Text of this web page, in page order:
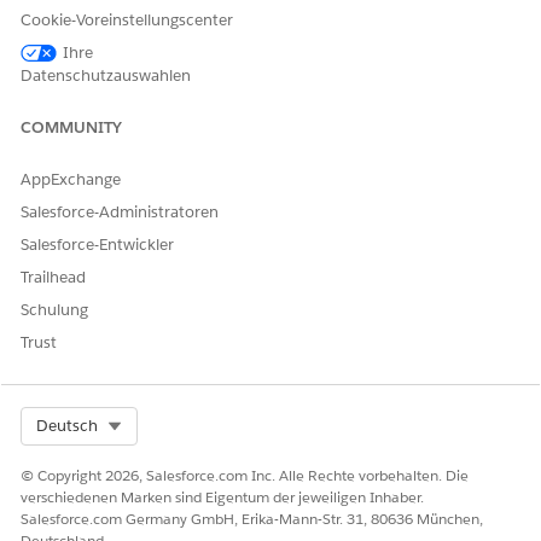
den Editor jedes Antwortfelds überprüfen. Sie können eine
vorhandene manuelle Anforderung auch elektronisch
überprüfen, indem Sie auf die Schaltfläche "Diese
Anforderung elektronisch überprüfen" (5) klicken.
Transparenz hinsichtlich der Abdeckung und der Zuzahlungen
der Patienten sind hilfreich für fundierte Entscheidungen,
beispielsweise bei der Information von Patienten über
Cookie-Voreinstellungscenter
Ihre
Datenschutzauswahlen
COMMUNITY
AppExchange
Salesforce-Administratoren
Salesforce-Entwickler
Trailhead
Schulung
Trust
Deutsch
© Copyright 2026, Salesforce.com Inc. Alle Rechte vorbehalten. Die
verschiedenen Marken sind Eigentum der jeweiligen Inhaber.
Salesforce.com Germany GmbH, Erika-Mann-Str. 31, 80636 München,